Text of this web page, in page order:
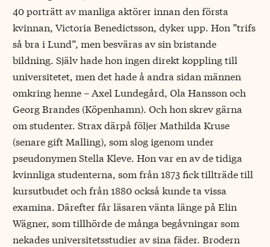
40 porträtt av manliga aktörer innan den första
kvinnan, Victoria Benedictsson, dyker upp. Hon ”trifs
så bra i Lund”, men besväras av sin bristande
bildning. Själv hade hon ingen direkt koppling till
universitetet, men det hade å andra sidan männen
omkring henne – Axel Lundegård, Ola Hansson och
Georg Brandes (Köpenhamn). Och hon skrev gärna
om studenter. Strax därpå följer Mathilda Kruse
(senare gift Malling), som slog igenom under
pseudonymen Stella Kleve. Hon var en av de tidiga
kvinnliga studenterna, som från 1873 fick tillträde till
kursutbudet och från 1880 också kunde ta vissa
examina. Därefter får läsaren vänta länge på Elin
Wägner, som tillhörde de många begåvningar som
nekades universitetsstudier av sina fäder. Brodern